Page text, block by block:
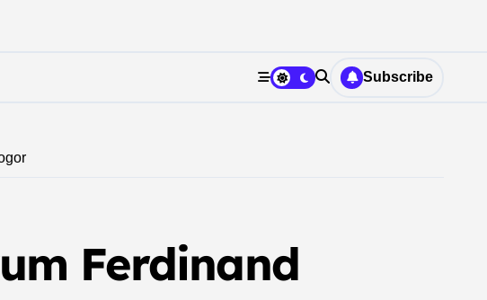
Subscribe
Ferdinand